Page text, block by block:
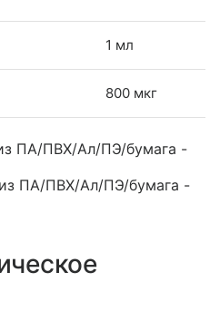
1 мл
800 мкг
ПА/ПВХ/Ал/ПЭ/бумага -
ПА/ПВХ/Ал/ПЭ/бумага -